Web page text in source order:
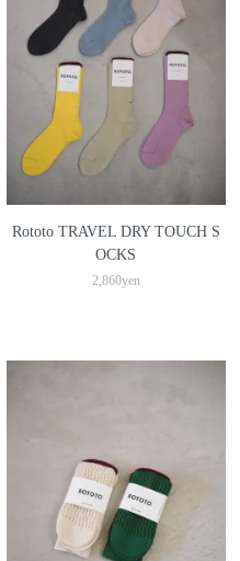
Rototo TRAVEL DRY TOUCH S
OCKS
2,860yen